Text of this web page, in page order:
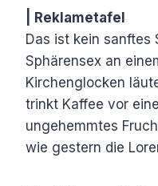
| Reklametafel
Das ist kein sanftes
Sphärensex an
Kirchenglocken
trinkt Kaffee vor
ungehemmtes
wie gestern die